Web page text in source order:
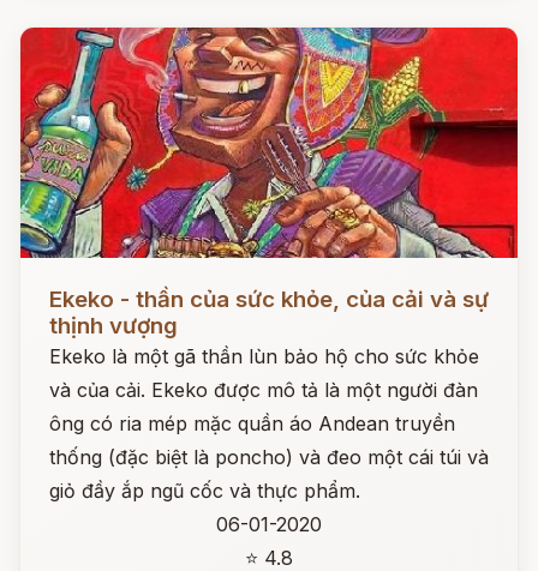
Ekeko - thần của sức khỏe, của cải và sự
thịnh vượng
Ekeko là một gã thần lùn bảo hộ cho sức khỏe
và của cải. Ekeko được mô tả là một người đàn
ông có ria mép mặc quần áo Andean truyền
thống (đặc biệt là poncho) và đeo một cái túi và
giỏ đầy ắp ngũ cốc và thực phẩm.
06-01-2020
⭐ 4.8